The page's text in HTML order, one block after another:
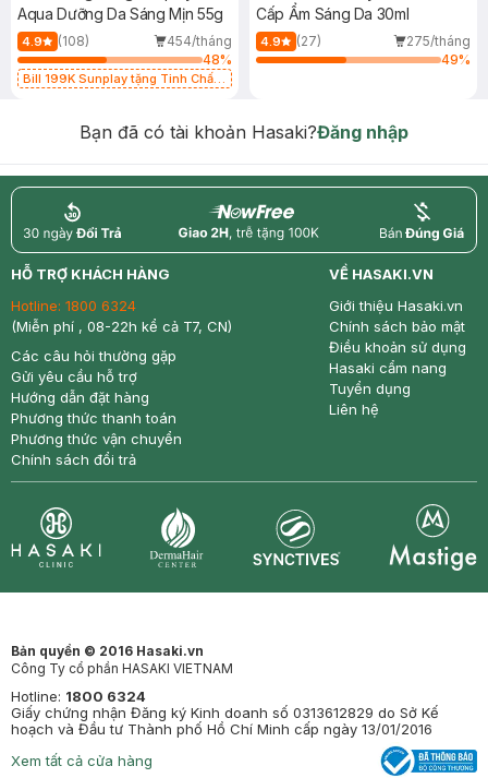
Aqua Dưỡng Da Sáng Mịn 55g
4.9 (108)
454/tháng
48%
Bill 199K Sunplay tặng Tinh Chất
Cấp Ẩm Sáng Da 30ml
4.9 (27)
275/tháng
49%
Bạn đã có tài khoản Hasaki?Đăng nhập
return nowfree price
HỖ TRỢ KHÁCH HÀNG
Hotline: 1800 6324
(Miễn phí , 08-22h kể cả T7, CN)
Các câu hỏi thường gặp
Gửi yêu cầu hỗ trợ
Hướng dẫn đặt hàng
Phương thức thanh toán
Phương thức vận chuyển
Chính sách đổi trả
VỀ HASAKI.VN
Giới thiệu Hasaki.vn
Chính sách bảo mật
Điều khoản sử dụng
Hasaki cẩm nang
Tuyển dụng
Liên hệ
Bản quyền © 2016 Hasaki.vn
Công Ty cổ phần HASAKI VIETNAM
Hotline: 1800 6324
Giấy chứng nhận Đăng ký Kinh doanh số 0313612829 do Sở Kế
hoạch và Đầu tư Thành phố Hồ Chí Minh cấp ngày 13/01/2016
Xem tất cả cửa hàng